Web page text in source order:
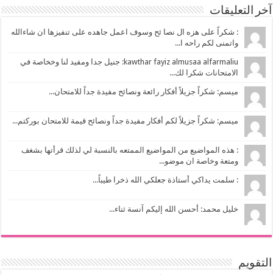
آخر التعليقات
: شكراً على هزه ال نصا ئح وسوف اعمل جاهده على تنفيزها ان شاءالله
واتمنى لكم راحه ا...
kawthar fayiz almusaa alfarmaliu: جنيل جدا ومفيد لنا وخخاصة في
الامتحانات شكرا لك...
ميسم: شكراً جزيلاً أفكار رائعة ونصائح مفيدة جداً للامتحان...
ميسم: شكراً جزيلاً لكم أفكار مفيدة جداً ونصائح قيمة للامتحان بوركتم...
: هذه المواضيع من المواضيع الممتعه بالنسبة لي لذلك قرأتها بشغف
ومتعة وخاصة ان موضو...
: سلمت يداكي أستاذة جعلكي الله ذخرا طيباً...
خليل محمد: أحسن الله إليكم آنسة ثناء...
التقويم